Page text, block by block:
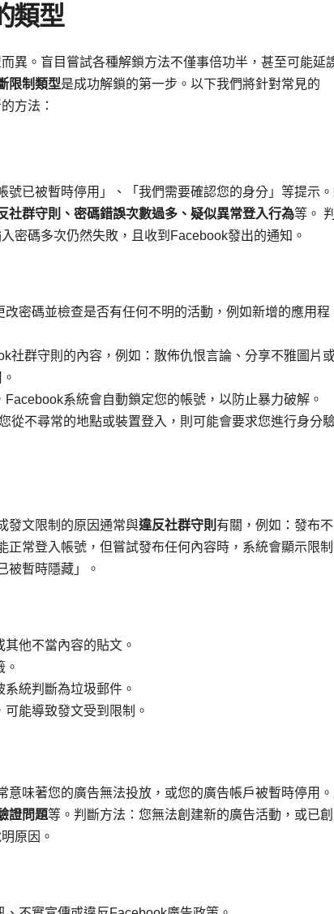
類型
異。盲目嘗試各種解鎖方法不僅事倍功半，甚至可能延
限制類型是成功解鎖的第一步。以下我們將針對常見的
方法：
已被暫時停用」、「我們需要確認您的身分」等提示
社群守則、密碼錯誤次數過多、疑似異常登入行為等。
密碼多次仍然失敗，且收到Facebook發出的通知。
密碼並檢查是否有任何不明的活動，例如新增的應用程
社群守則的內容，例如：散佈仇恨言論、分享不雅圖片
系統會自動鎖定您的帳號，以防止暴力破解。
從不尋常的地點或裝置登入，則可能會要求您進行身分
發文限制的原因通常與違反社群守則 有關，例如：發布
常登入帳號，但嘗試發布任何內容時，系統會顯示限
被暫時隱藏」。
他不當內容的貼文。
統判斷為垃圾郵件。
能導致發文受到限制。
味著您的廣告無法投放，或您的廣告帳戶被暫時停用
證問題等。判斷方法：您無法創建新的廣告活動，或已
原因。